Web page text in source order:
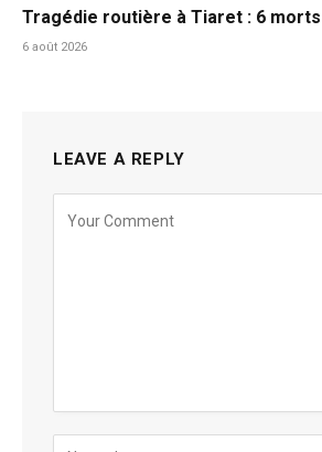
Tragédie routière à Tiaret : 6 morts
6 août 2026
LEAVE A REPLY